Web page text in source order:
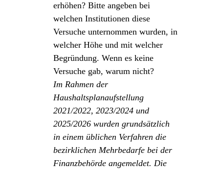
erhöhen? Bitte angeben bei
welchen Institutionen diese
Versuche unternommen wurden, in
welcher Höhe und mit welcher
Begründung. Wenn es keine
Versuche gab, warum nicht?
Im Rahmen der
Haushaltsplanaufstellung
2021/2022, 2023/2024 und
2025/2026 wurden grundsätzlich
in einem üblichen Verfahren die
bezirklichen Mehrbedarfe bei der
Finanzbehörde angemeldet. Die